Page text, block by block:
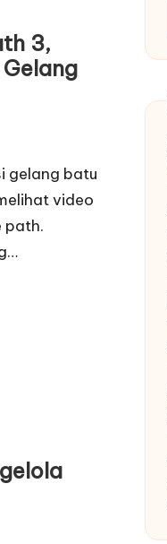
3,
gelang batu
video
path.